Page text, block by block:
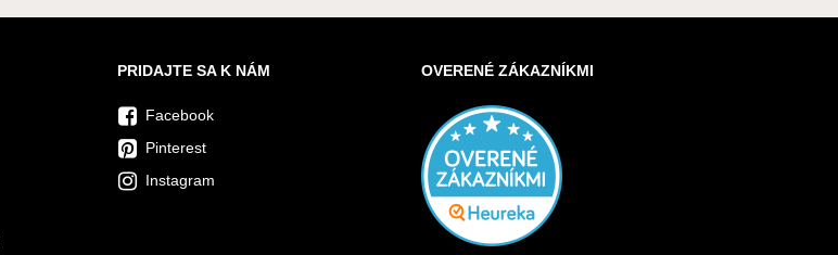
PRIDAJTE SA K NÁM
Facebook
Pinterest
Instagram
OVERENÉ ZÁKAZNÍKMI